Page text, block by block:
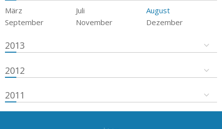
März Juli
August
September
November Dezember
2013
2012
2011